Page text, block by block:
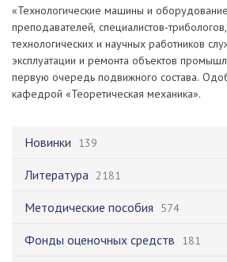
Новинки 139
Литература 2181
Методические пособия 574
Фонды оценочных средств 181
«Технологические машины и
преподавателей, специалистов-
технологических и научных работников
эксплуатации и ремонта объектов
первую очередь подвижного состава.
кафедрой «Теоретическая механика».